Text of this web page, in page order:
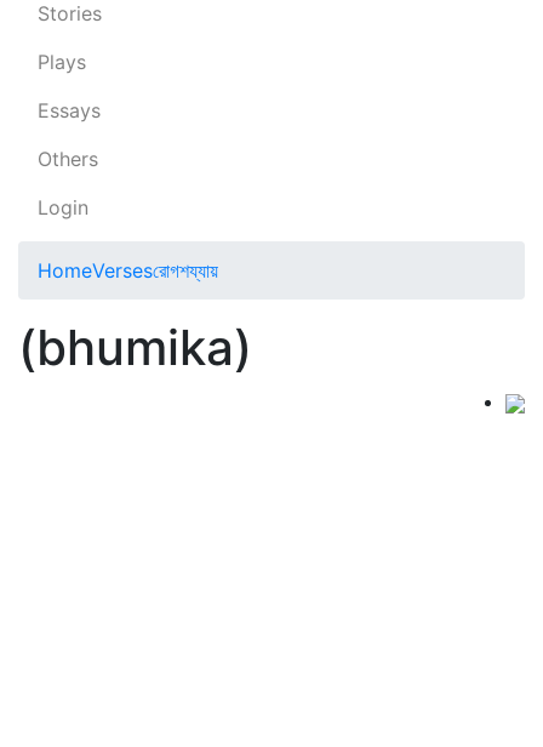
Stories
Plays
Essays
Others
Login
HomeVersesরোগশয্যায়
(bhumika)